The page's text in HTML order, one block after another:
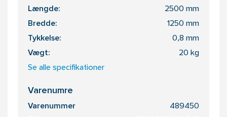
Længde: 2500 mm
Bredde: 1250 mm
Tykkelse: 0,8 mm
Vægt: 20 kg
Se alle specifikationer
Varenumre
Varenummer 489450